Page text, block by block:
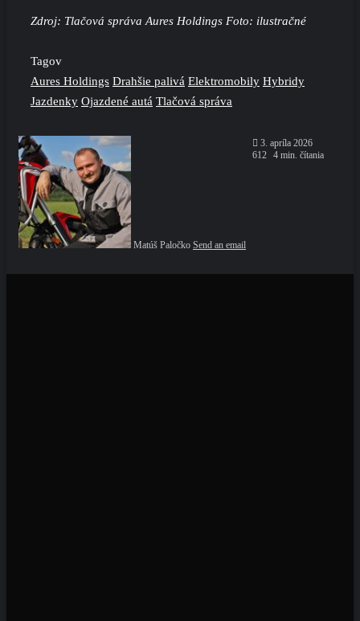
Zdroj: Tlačová správa Aures Holdings Foto: ilustračné
Tagov
Aures Holdings Drahšie palivá Elektromobily Hybridy
Jazdenky Ojazdené autá Tlačová správa
Matúš Paločko Send an email
3. apríla 2026
612 4 min. čítania